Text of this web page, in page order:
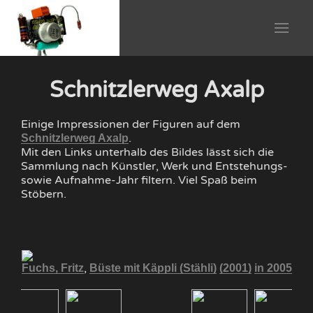
Schnitzlerweg Axalp
Einige Impressionen der Figuren auf dem
Schnitzlerweg Axalp.
Mit den Links unterhalb des Bildes lässt sich die
Sammlung nach Künstler, Werk und Entstehungs-
sowie Aufnahme-Jahr filtern. Viel Spaß beim
Stöbern.
Fuchs, Fritz, Büste mit Käppli (Stähli) (2001) in 2005